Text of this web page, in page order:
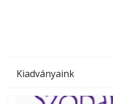
Kiadványaink